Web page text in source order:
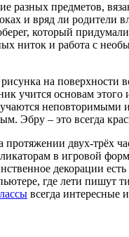
разных предметов,
и вряд ли родители
который
ниток и работа с
на
учится основам этого
Эбру – это всегда
двух-трёх
в игровой
декорации
где лети пишут
всегда интересные